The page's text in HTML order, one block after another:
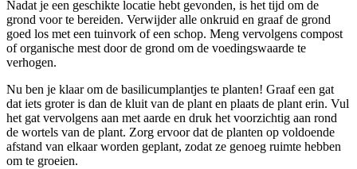
Nadat je een geschikte locatie hebt gevonden, is het tijd om de
grond voor te bereiden. Verwijder alle onkruid en graaf de grond
goed los met een tuinvork of een schop. Meng vervolgens compost
of organische mest door de grond om de voedingswaarde te
verhogen.
Nu ben je klaar om de basilicumplantjes te planten! Graaf een gat
dat iets groter is dan de kluit van de plant en plaats de plant erin. Vul
het gat vervolgens aan met aarde en druk het voorzichtig aan rond
de wortels van de plant. Zorg ervoor dat de planten op voldoende
afstand van elkaar worden geplant, zodat ze genoeg ruimte hebben
om te groeien.